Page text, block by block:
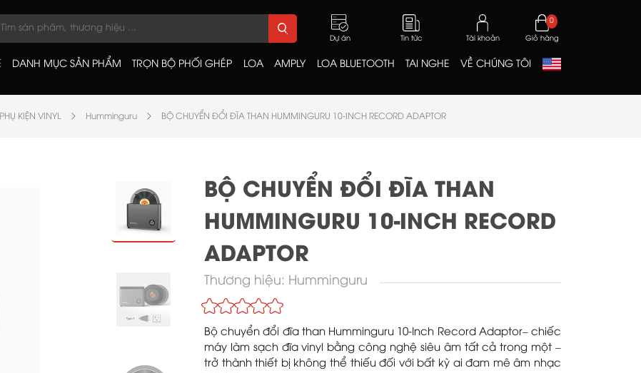
Dự án Tin tức Tài khoản Giỏ hàng
0
DANH MỤC SẢN PHẨM TRỌN BỘ PHỐI GHÉP LOA AMPLY LOA BLUETOOTH TAI NGHE VỀ CHÚNG TÔI
PHỤ KIỆN VINYL Humminguru BỘ CHUYỂN ĐỔI ĐĨA THAN HUMMINGURU 10-INCH RECORD ADAPTOR
BỘ CHUYỂN ĐỔI ĐĨA THAN
HUMMINGURU 10-INCH RECORD
ADAPTOR
Thương hiệu: Humminguru
Bộ chuyển đổi đĩa than Humminguru 10-Inch Record Adaptor– chiếc
máy làm sạch đĩa vinyl bằng công nghệ siêu âm tất cả trong một –
trở thành thiết bị không thể thiếu đối với bất kỳ ai đam mê âm nhạc